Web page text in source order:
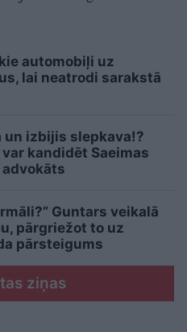
automobiļi uz
lai neatrodi sarakstā
un izbijis slepkava!?
kandidēt Saeimas
Guntars veikalā
pārgriežot to uz
pārsteigums
ziņas